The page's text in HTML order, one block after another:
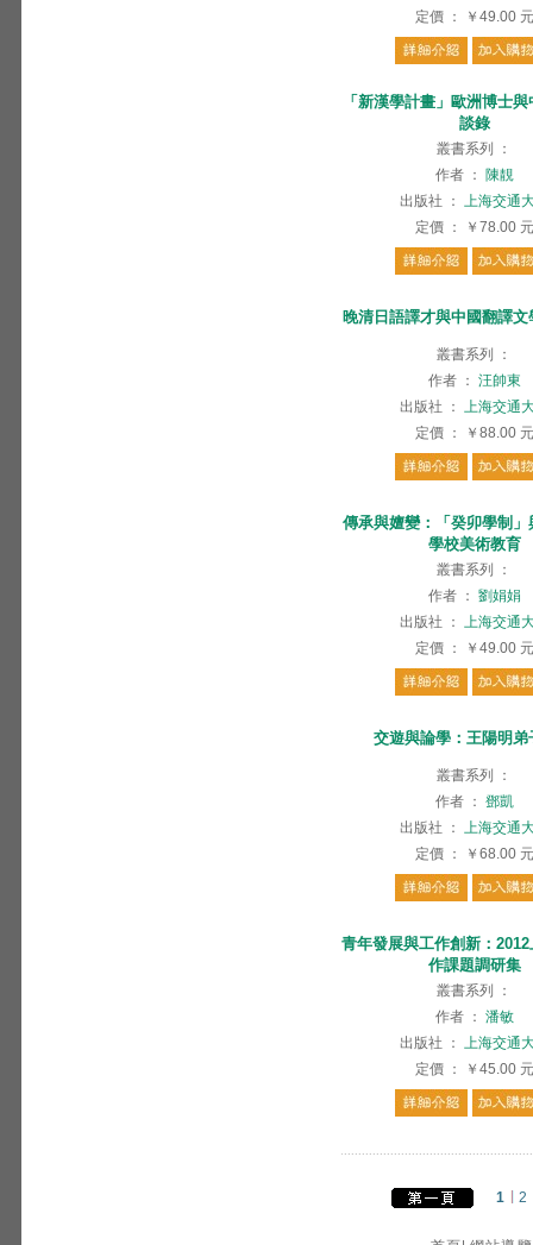
定價 ： ￥49.00 元
「新漢學計畫」歐洲博士
談錄
叢書系列
：
作者 ：
陳靚
出版社
： 上海交通
定價 ： ￥78.00 元
晚清日語譯才與中國翻譯
叢書系列
：
作者 ： 汪帥東
出版社
： 上海交通
定價 ： ￥88.00 元
傳承與嬗變：「癸卯學制
學校美術教育
叢書系列
：
作者 ： 劉娟娟
出版社
： 上海交通
定價 ： ￥49.00 元
交遊與論學：王陽明弟
叢書系列
：
作者 ： 鄧凱
出版社
： 上海交通
定價 ： ￥68.00 元
青年發展與工作創新：
作課題調研集
叢書系列
：
作者 ： 潘敏
出版社
： 上海交通
定價 ： ￥45.00 元
1 2